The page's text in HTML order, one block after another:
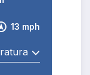
13 mph